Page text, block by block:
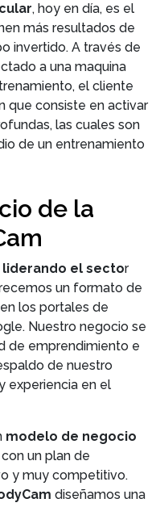
, hoy en día, es el
más resultados de
invertido. A través de
a una maquina
el cliente
que consiste en activar
las cuales son
de un entrenamiento
de la
liderando el sector
un formato de
en los portales de
Nuestro negocio se
de emprendimiento e
de nuestro
experiencia en el
modelo de negocio
un plan de
y muy competitivo.
diseñamos una